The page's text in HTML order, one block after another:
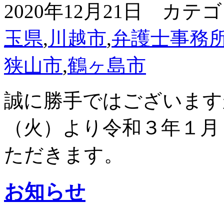
2020年12月21日 カテ
玉県, 川越市,弁護士事務
狭山市,鶴ヶ島市
誠に勝手ではございま
（火）より令和３年１
ただきます。
お知らせ